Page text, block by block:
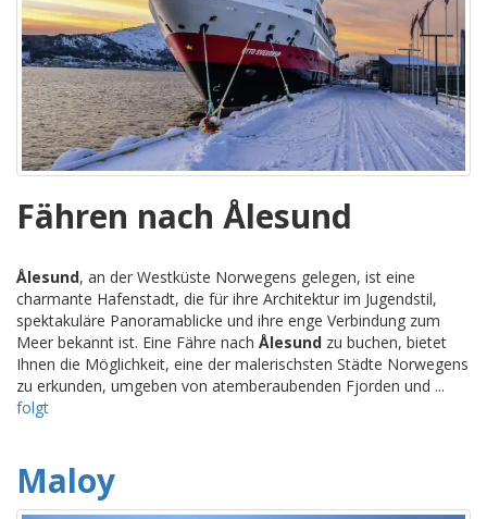
Fähren nach Ålesund
Ålesund, an der Westküste Norwegens gelegen, ist eine
charmante Hafenstadt, die für ihre Architektur im Jugendstil,
spektakuläre Panoramablicke und ihre enge Verbindung zum
Meer bekannt ist. Eine Fähre nach Ålesund zu buchen, bietet
Ihnen die Möglichkeit, eine der malerischsten Städte Norwegens
zu erkunden, umgeben von atemberaubenden Fjorden und ...
folgt
Maloy